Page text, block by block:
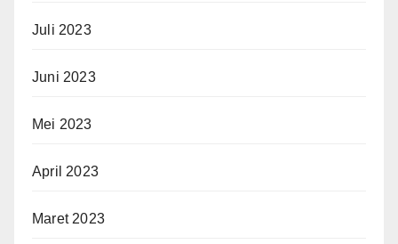
Juli 2023
Juni 2023
Mei 2023
April 2023
Maret 2023